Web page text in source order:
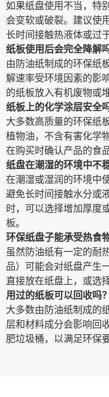
如果纸盘使用不当，特
会变软或破裂。建议使
长时间接触热液体或过
纸板使用后会完全降解吗
由防油纸制成的环保纸
解速率受环境因素的影
的纸板放入有机废物或
纸板上的化学涂层安全吗
大多数高质量的环保纸
植物油，不含有害化学
在购买时确认产品的食
纸盘在潮湿的环境中不
在潮湿或湿润的环境中
避免长时间接触水分或
时，可以选择增加厚度
板。
环保纸盘子能承受热食
虽然防油纸有一定的耐
品）可能会对纸盘产生
直接放在纸盘上，或选
用过的纸板可以回收吗？
大多数由防油纸制成的
层和材料成分会影响回
肥垃圾桶，以满足环保